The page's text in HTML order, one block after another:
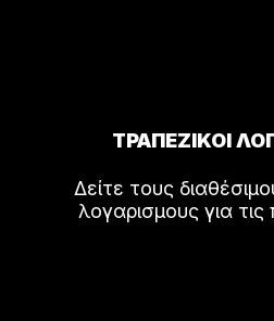
ΤΡΑΠΕΖΙΚΟΙ
Δείτε τους
λογαρισμους για